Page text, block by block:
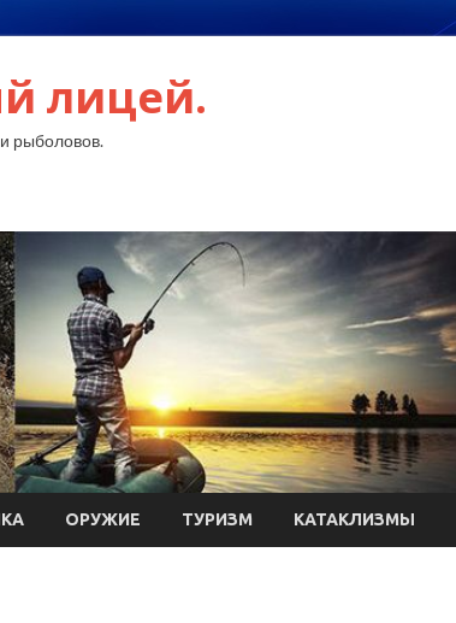
лицей.
рыболовов.
ОРУЖИЕ ТУРИЗМ КАТАКЛИЗМЫ